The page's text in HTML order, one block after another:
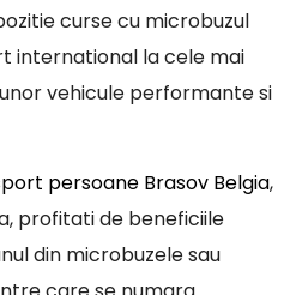
curse cu microbuzul
international la cele mai
vehicule performante si
persoane Brasov Belgia,
profitati de beneficiile
din microbuzele sau